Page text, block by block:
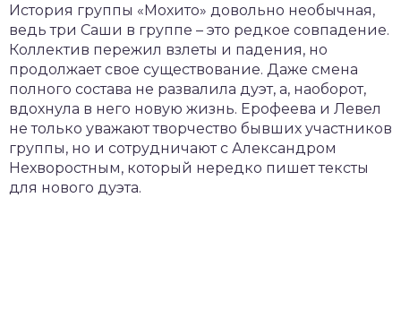
История группы «Мохито» довольно необычная,
ведь три Саши в группе – это редкое совпадение.
Коллектив пережил взлеты и падения, но
продолжает свое существование. Даже смена
полного состава не развалила дуэт, а, наоборот,
вдохнула в него новую жизнь. Ерофеева и Левел
не только уважают творчество бывших участников
группы, но и сотрудничают с Александром
Нехворостным, который нередко пишет тексты
для нового дуэта.